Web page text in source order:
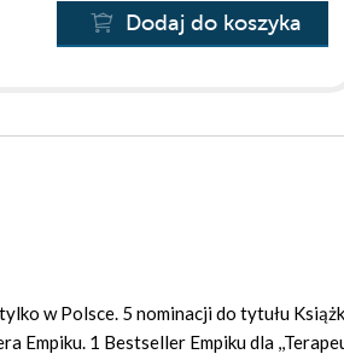
Dodaj do koszyka
w Polsce. 5 nominacji do tytułu
Empiku. 1 Bestseller Empiku dla